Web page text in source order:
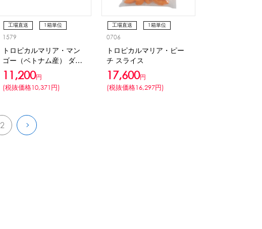
工場直送
1箱単位
冷凍
1579
トロピカルマリア・マン
ゴー（ベトナム産） ダイ
ス
11,200円
(税抜価格10,371円)
工場直送
1箱単位
冷凍
0706
トロピカルマリア・ピー
チ スライス
17,600円
(税抜価格16,297円)
2